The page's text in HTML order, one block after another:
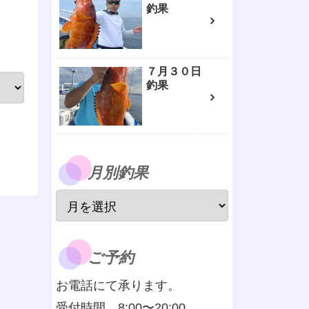
釣果
７月３０日
釣果
月別釣果
ご予約
お電話にて承ります。